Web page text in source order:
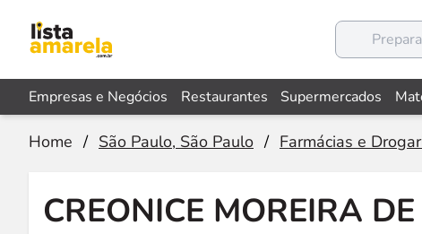
Empresas e Negócios Restaurantes Supermercados
Home / São Paulo, São Paulo / Farmácias e
CREONICE MOREIRA